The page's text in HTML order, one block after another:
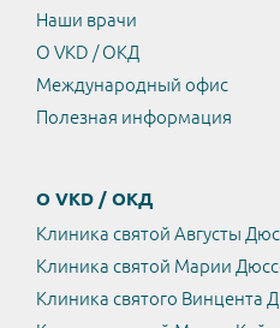
Наши врачи
О VKD / ОКД
Международный офис
Полезная информация
О VKD / ОКД
Клиника святой Августы
Клиника святой Марии
Клиника святого Винцента